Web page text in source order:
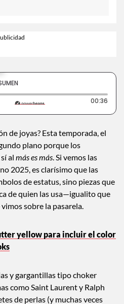
0 segundos 00:36
de joyas? Esta temporada, el
plano porque los
al más es más. Si vemos las
2025, es clarísimo que las
de estatus, sino piezas que
de quien las usa—igualito que
sobre la pasarela.
yellow para incluir el color
y gargantillas tipo choker
como Saint Laurent y Ralph
de perlas (y muchas veces